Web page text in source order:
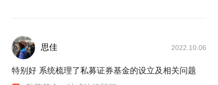
思佳 2022.10.06
特别好 系统梳理了私募证券基金的设立及相关问题